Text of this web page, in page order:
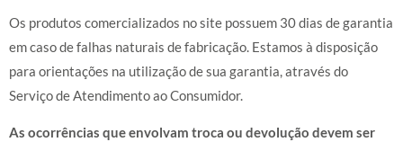
Os produtos comercializados no site possuem 30 dias de garantia
em caso de falhas naturais de fabricação. Estamos à disposição
para orientações na utilização de sua garantia, através do
Serviço de Atendimento ao Consumidor.
As ocorrências que envolvam troca ou devolução devem ser